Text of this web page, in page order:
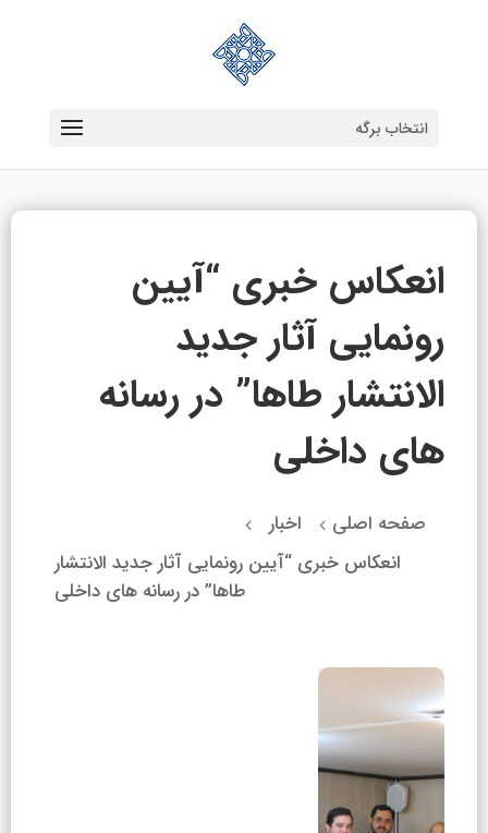
انتخاب برگه
انعکاس خبری “آیین
رونمایی آثار جدید
الانتشار طاها” در رسانه
های داخلی
صفحه اصلی 4 اخبار 4
انعکاس خبری “آیین رونمایی آثار جدید الانتشار
طاها” در رسانه های داخلی